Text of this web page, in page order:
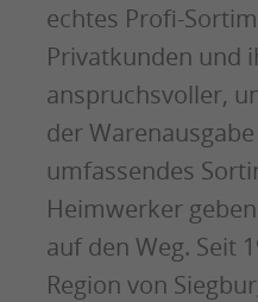
echtes Profi-
Privatkunden und
anspruchsvoller,
der
umfassendes
Heimwerker
auf den Weg. Seit
Region von